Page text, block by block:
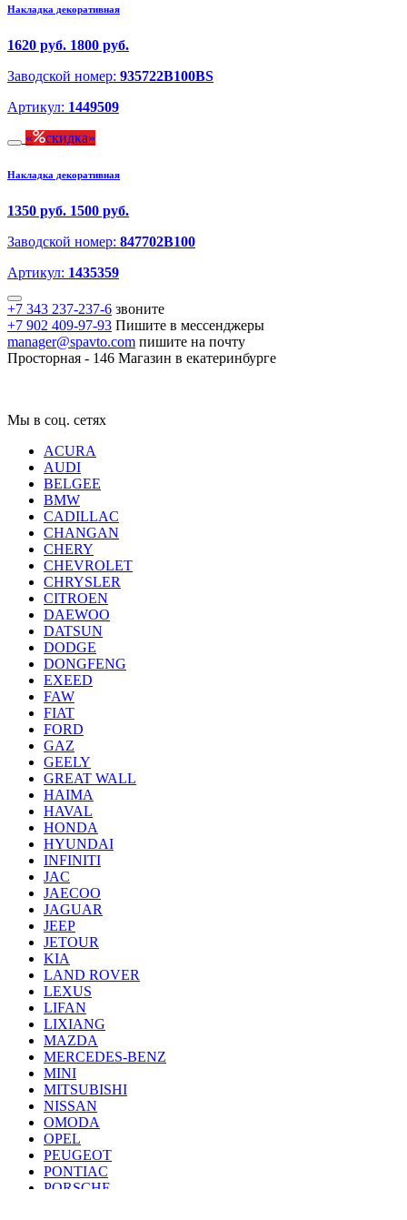
Накладка декоративная
1620 руб. 1800 руб.
Заводской номер: 935722B100BS
Артикул: 1449509
скидка
Накладка декоративная
1350 руб. 1500 руб.
Заводской номер: 847702B100
Артикул: 1435359
+7 343 237-237-6 звоните
+7 902 409-97-93 Пишите в мессенджеры
manager@spavto.com пишите на почту
Просторная - 146 Магазин в екатеринбурге
Мы в соц. сетях
ACURA
AUDI
BELGEE
BMW
CADILLAC
CHANGAN
CHERY
CHEVROLET
CHRYSLER
CITROEN
DAEWOO
DATSUN
DODGE
DONGFENG
EXEED
FAW
FIAT
FORD
GAZ
GEELY
GREAT WALL
HAIMA
HAVAL
HONDA
HYUNDAI
INFINITI
JAC
JAECOO
JAGUAR
JEEP
JETOUR
KIA
LAND ROVER
LEXUS
LIFAN
LIXIANG
MAZDA
MERCEDES-BENZ
MINI
MITSUBISHI
NISSAN
OMODA
OPEL
PEUGEOT
PONTIAC
PORSCHE